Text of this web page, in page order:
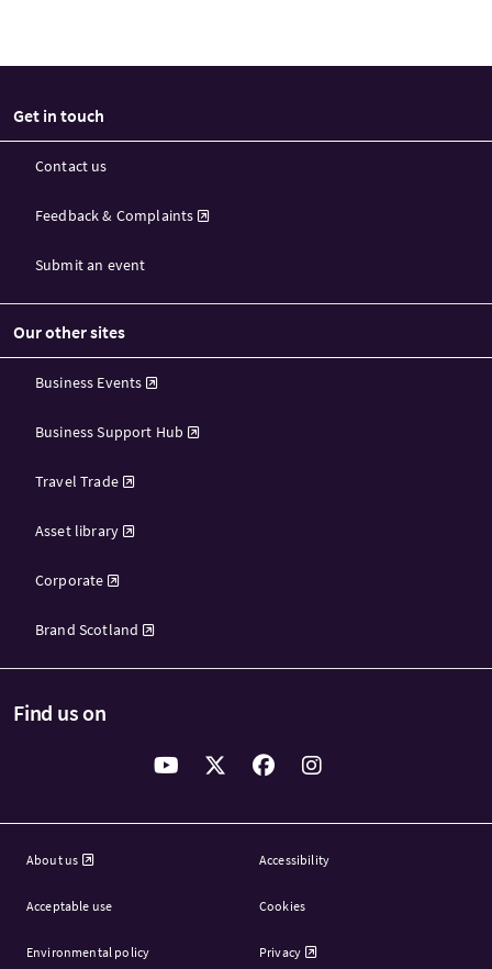
Get in touch
Contact us
Feedback & Complaints
Submit an event
Our other sites
Business Events
Business Support Hub
Travel Trade
Asset library
Corporate
Brand Scotland
Find us on
About us Accessibility
Acceptable use Cookies
Environmental policy Privacy